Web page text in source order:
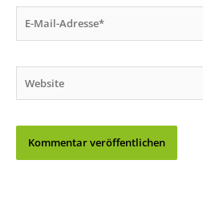
Mail-